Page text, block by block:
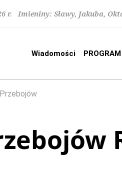
r. Imieniny: Sławy, Jakuba,
Wiadomości PROGRAM